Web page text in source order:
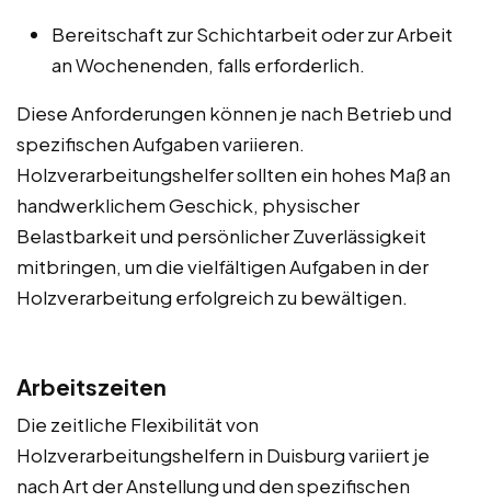
Bereitschaft zur Schichtarbeit oder zur Arbeit
an Wochenenden, falls erforderlich.
Diese Anforderungen können je nach Betrieb und
spezifischen Aufgaben variieren.
Holzverarbeitungshelfer sollten ein hohes Maß an
handwerklichem Geschick, physischer
Belastbarkeit und persönlicher Zuverlässigkeit
mitbringen, um die vielfältigen Aufgaben in der
Holzverarbeitung erfolgreich zu bewältigen.
Arbeitszeiten
Die zeitliche Flexibilität von
Holzverarbeitungshelfern in Duisburg variiert je
nach Art der Anstellung und den spezifischen